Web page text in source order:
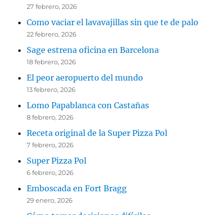
27 febrero, 2026
Como vaciar el lavavajillas sin que te de palo
22 febrero, 2026
Sage estrena oficina en Barcelona
18 febrero, 2026
El peor aeropuerto del mundo
13 febrero, 2026
Lomo Papablanca con Castañas
8 febrero, 2026
Receta original de la Super Pizza Pol
7 febrero, 2026
Super Pizza Pol
6 febrero, 2026
Emboscada en Fort Bragg
29 enero, 2026